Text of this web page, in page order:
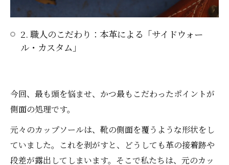
2. 職人のこだわり：本革による「サイドウォー
ル・カスタム」
今回、最も頭を悩ませ、かつ最もこだわったポイントが
側面の処理です。
元々のカップソールは、靴の側面を覆うような形状をし
ていました。これを剥がすと、どうしても革の接着跡や
段差が露出してしまいます。そこで私たちは、元のカッ